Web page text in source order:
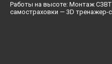
Работы на высоте: Монтаж
самостраховки — 3D тренажер-